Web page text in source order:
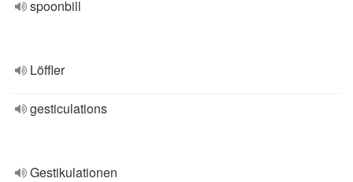
spoonbill
Löffler
gesticulations
Gestikulationen